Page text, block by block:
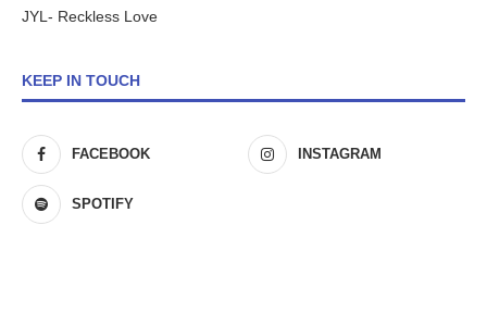
JYL- Reckless Love
KEEP IN TOUCH
FACEBOOK INSTAGRAM
SPOTIFY